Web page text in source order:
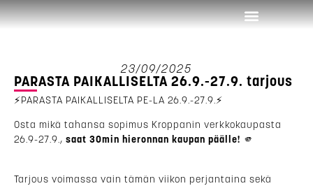
23/09/2025
PARASTA PAIKALLISELTA 26.9.-27.9. tarjous
⚡PARASTA PAIKALLISELTA PE-LA 26.9.-27.9.⚡
Osta mikä tahansa sopimus Kroppanin verkkokaupasta
26.9-27.9., saat 30min hieronnan kaupan päälle! 🫵
Tarjous voimassa vain tämän viikon perjantaina sekä